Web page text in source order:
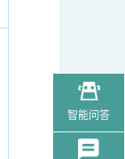
智能问答